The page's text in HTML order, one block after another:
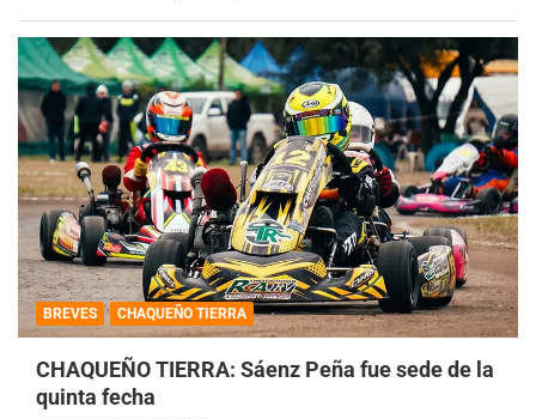
BREVES CHAQUEÑO TIERRA
CHAQUEÑO TIERRA: Sáenz Peña fue sede de la
quinta fecha